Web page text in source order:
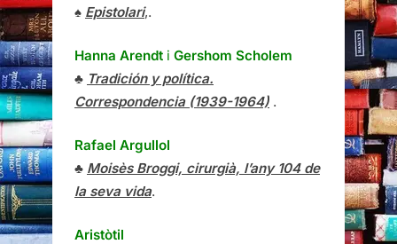
♠ Epistolari,.
Hanna Arendt i Gershom Scholem
♣ Tradición y política.
Correspondencia (1939-1964) .
Rafael Argullol
♣ Moisès Broggi, cirurgià, l’any 104 de
la seva vida.
Aristòtil